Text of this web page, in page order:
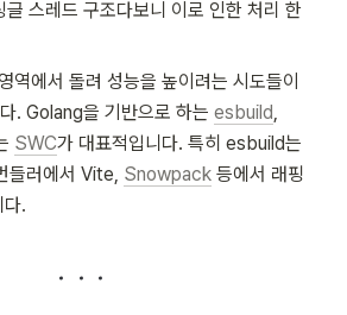
스레드 구조다보니 이로 인한 처리 한
역에서 돌려 성능을 높이려는 시도들이
. Golang을 기반으로 하는 esbuild
SWC가 대표적입니다. 특히 esbuild는
들러에서 Vite, Snowpack 등에서 래핑
.